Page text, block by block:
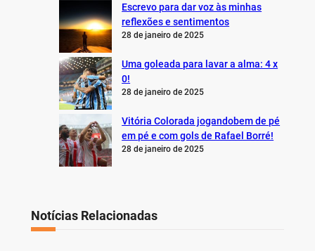
Escrevo para dar voz às minhas
reflexões e sentimentos
28 de janeiro de 2025
Uma goleada para lavar a alma: 4 x
0!
28 de janeiro de 2025
Vitória Colorada jogandobem de pé
em pé e com gols de Rafael Borré!
28 de janeiro de 2025
Notícias Relacionadas